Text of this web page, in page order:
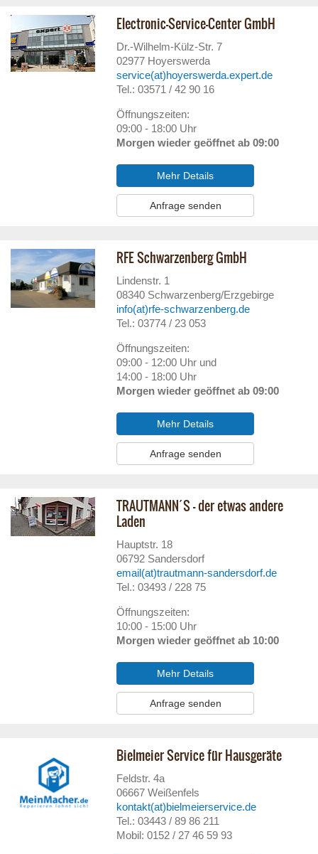
Electronic-Service-Center GmbH
Dr.-Wilhelm-Külz-Str. 7
02977 Hoyerswerda
service(at)hoyerswerda.expert.de
Tel.: 03571 / 42 90 16
Öffnungszeiten:
09:00 - 18:00 Uhr
Morgen wieder geöffnet ab 09:00
Mehr Details
Anfrage senden
RFE Schwarzenberg GmbH
Lindenstr. 1
08340 Schwarzenberg/Erzgebirge
info(at)rfe-schwarzenberg.de
Tel.: 03774 / 23 053
Öffnungszeiten:
09:00 - 12:00 Uhr und
14:00 - 18:00 Uhr
Morgen wieder geöffnet ab 09:00
Mehr Details
Anfrage senden
TRAUTMANN´S - der etwas andere
Laden
Hauptstr. 18
06792 Sandersdorf
email(at)trautmann-sandersdorf.de
Tel.: 03493 / 228 75
Öffnungszeiten:
10:00 - 15:00 Uhr
Morgen wieder geöffnet ab 10:00
Mehr Details
Anfrage senden
Bielmeier Service für Hausgeräte
Feldstr. 4a
06667 Weißenfels
kontakt(at)bielmeierservice.de
Tel.: 03443 / 89 86 211
Mobil: 0152 / 27 46 59 93